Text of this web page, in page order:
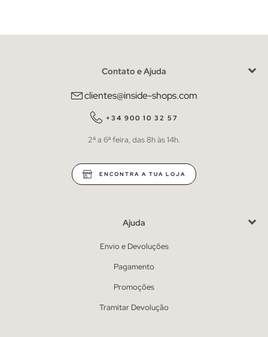
Contato e Ajuda
clientes@inside-shops.com
+34 900 10 32 57
2ª a 6ª feira, das 8h às 14h.
ENCONTRA A TUA LOJA
Ajuda
Envio e Devoluções
Pagamento
Promoções
Tramitar Devolução